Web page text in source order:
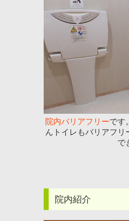
院内バリアフリーです
んトイレもバリアフリ
で
院内紹介